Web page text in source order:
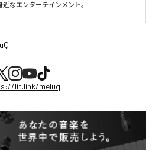
なエンターテインメント。
lit.link/meluq